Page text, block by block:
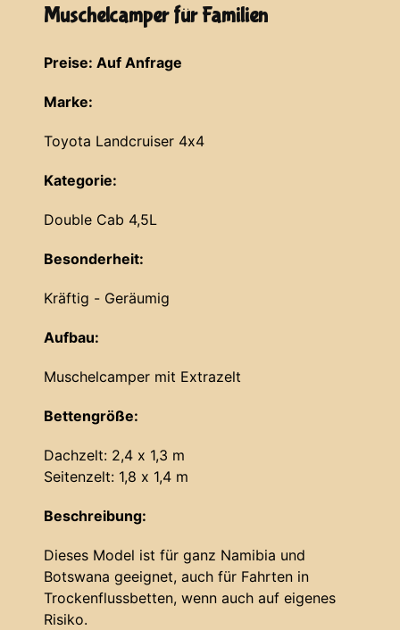
Muschelcamper für Familien
Preise: Auf Anfrage
Marke:
Toyota Landcruiser 4x4
Kategorie:
Double Cab 4,5L
Besonderheit:
Kräftig - Geräumig
Aufbau:
Muschelcamper mit Extrazelt
Bettengröße:
Dachzelt: 2,4 x 1,3 m
Seitenzelt: 1,8 x 1,4 m
Beschreibung:
Dieses Model ist für ganz Namibia und
Botswana geeignet, auch für Fahrten in
Trockenflussbetten, wenn auch auf eigenes
Risiko.